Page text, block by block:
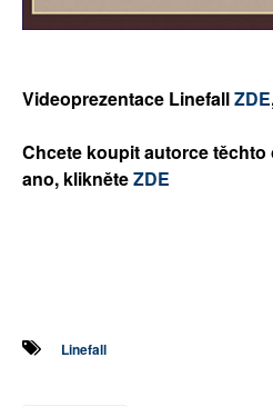
Videoprezentace LinefallZDE
Chcete koupit autorce
ano, klikněteZDE
Linefall